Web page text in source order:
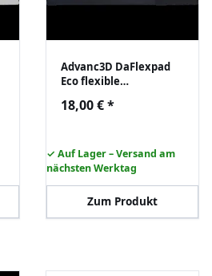
Advanc3D DaFlexpad
Eco flexible
Magnetfolie PLA PETG
18,00 €*
✓ Auf Lager – Versand am
nächsten Werktag
Zum Produkt